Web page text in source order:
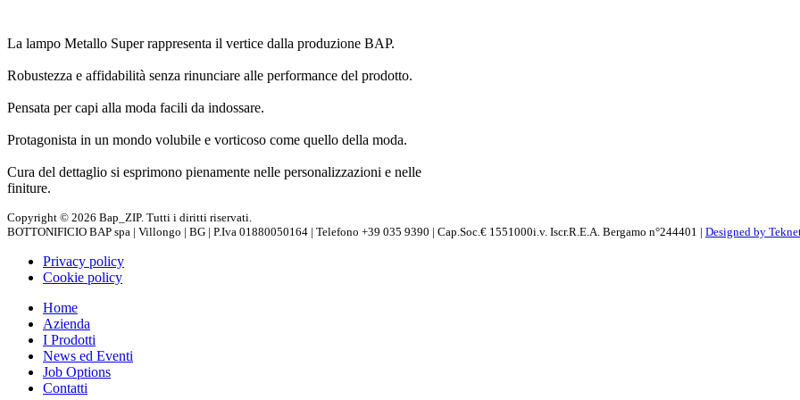
La lampo Metallo Super rappresenta il vertice dalla produzione BAP.
Robustezza e affidabilità senza rinunciare alle performance del prodotto.
Pensata per capi alla moda facili da indossare.
Protagonista in un mondo volubile e vorticoso come quello della moda.
Cura del dettaglio si esprimono pienamente nelle personalizzazioni e nelle
finiture.
Copyright © 2026 Bap_ZIP. Tutti i diritti riservati.
BOTTONIFICIO BAP spa | Villongo | BG | P.Iva 01880050164 | Telefono +39 035 9390 | Cap.Soc.€ 1551000i.v. Iscr.R.E.A. Bergamo n°244401 | Designed by
Privacy policy
Cookie policy
Home
Azienda
I Prodotti
News ed Eventi
Job Options
Contatti